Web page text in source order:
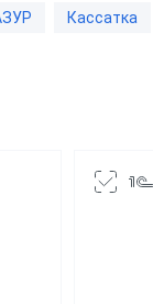
Кассатка